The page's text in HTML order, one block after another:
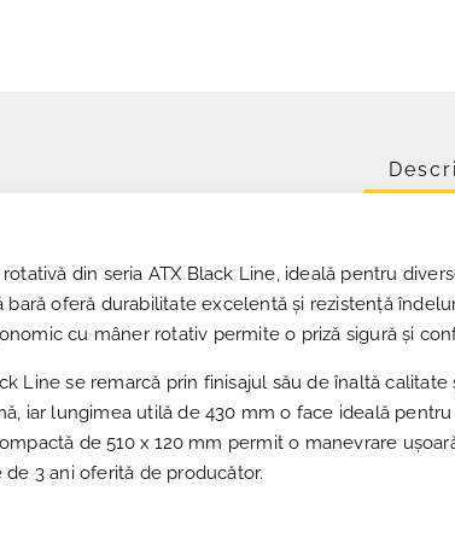
din seria ATX Black Line, ideală pentru
bară oferă durabilitate excelentă și rezistență
cu mâner rotativ permite o priză sigură și
Line se remarcă prin finisajul său de înaltă
iar lungimea utilă de 430 mm o face ideală
de 510 x 120 mm permit o manevrare
de 3 ani oferită de producător.